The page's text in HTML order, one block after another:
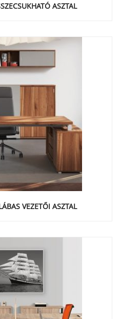
ASZTAL
VEZETŐI ASZTAL